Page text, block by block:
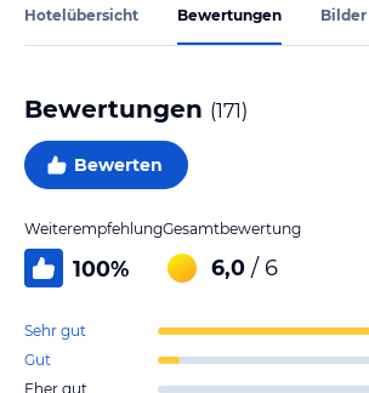
Hotelübersicht Bewertungen Bilder
Bewertungen (171)
Bewerten
Weiterempfehlung
100%
Gesamtbewertung
6,0 / 6
Sehr gut
Gut
Eher gut